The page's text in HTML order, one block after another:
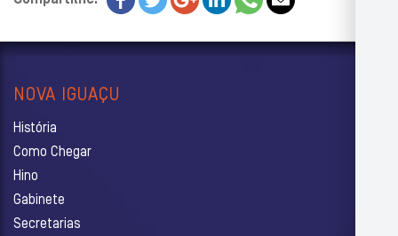
NOVA IGUAÇU
História
Como Chegar
Hino
Gabinete
Secretarias